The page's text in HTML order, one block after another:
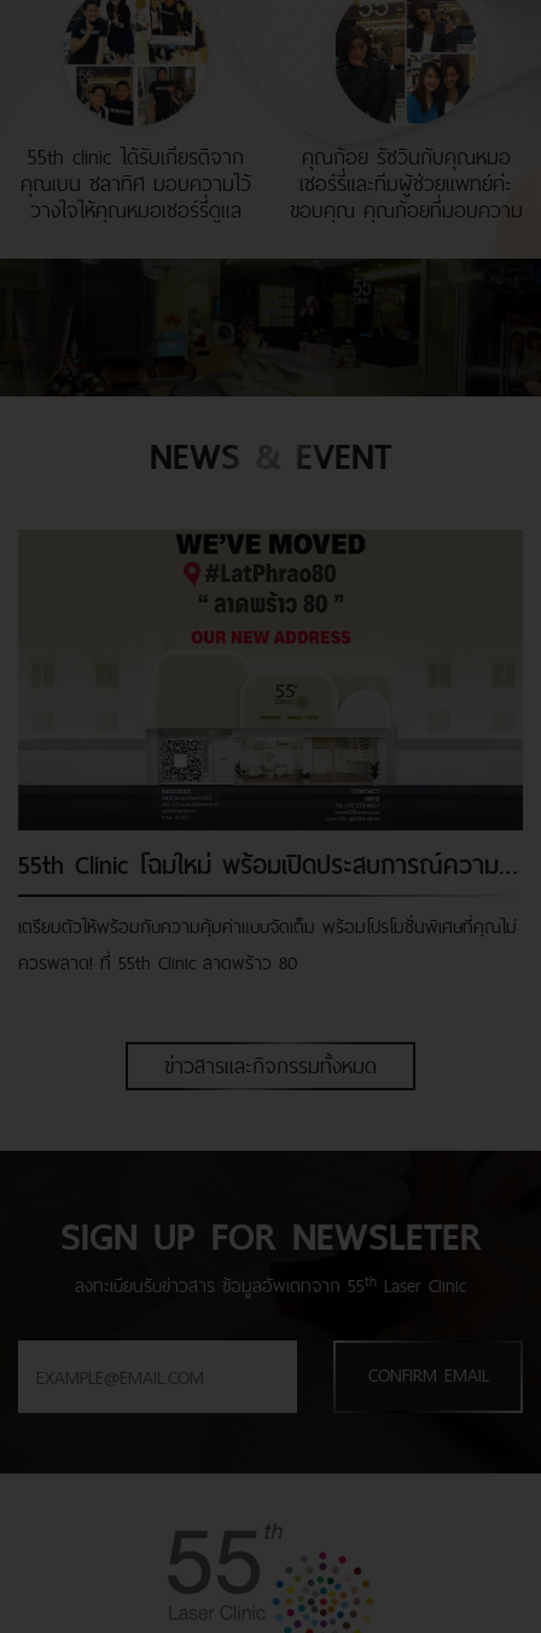
55th clinic ได้รับเกียรติจาก
คุณเบน ชลาทิศ มอบความไว้
วางใจให้คุณหมอเชอร์รี่ดูแล
คุณก้อย รัชวินกับคุณหมอ
เชอร์รี่และทีมผู้ช่วยแพทย์ค่ะ
ขอบคุณ คุณก้อยที่มอบความ
ผิวหน้าและความงามนะคะ ตัว
จริงน่ารักและเป็นกันเองมาก
NEWS & EVENT
55th Clinic โฉมใหม่ พร้อมเปิดประสบการณ์ความงาม Luxury โปรแกรมดีไซน์เฉพาะบุคคล ที่ ลาดพร้าว 80
เตรียมตัวให้พร้อมกับความคุ้มค่าแบบจัดเต็ม พร้อมโปรโมชั่นพิเศษที่คุณไม่
ควรพลาด! ที่ 55th Clinic ลาดพร้าว 80
ข่าวสารและกิจกรรมทั้งหมด
SIGN UP FOR NEWSLETER
ลงทะเบียนรับข่าวสาร ข้อมูลอัพเดทจาก 55th Laser Clinic
CONFIRM EMAIL